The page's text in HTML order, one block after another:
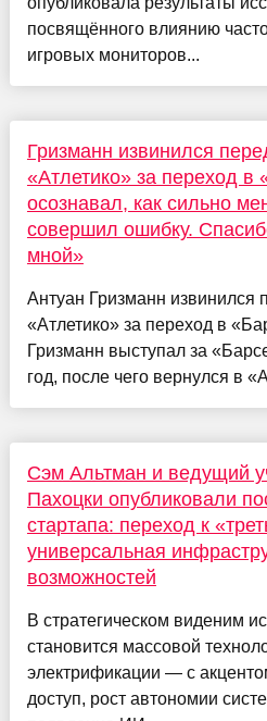
посвящённого влиянию
игровых мониторов...
Гризманн извинился
«Атлетико» за переход в
осознавал, как сильно
совершил ошибку.
мной»
Антуан Гризманн извинился
«Атлетико» за переход в
Гризманн выступал за
год, после чего вернулся в
Сэм Альтман и ведущий
Пахоцки опубликовали
стартапа: переход к
универсальная
возможностей
В стратегическом виденим
становится массовой
электрификации — с
доступ, рост автономии